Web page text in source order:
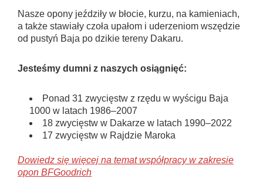
Nasze opony jeździły w błocie, kurzu, na kamieniach,
a także stawiały czoła upałom i uderzeniom wszędzie
od pustyń Baja po dzikie tereny Dakaru.
Jesteśmy dumni z naszych osiągnięć:
Ponad 31 zwycięstw z rzędu w wyścigu Baja
1000 w latach 1986–2007
18 zwycięstw w Dakarze w latach 1990–2022
17 zwycięstw w Rajdzie Maroka
Dowiedz się więcej na temat współpracy w zakresie
opon BFGoodrich